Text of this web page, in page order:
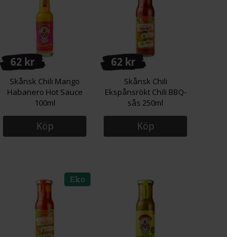
62 kr
Skånsk Chili Mango
Habanero Hot Sauce
100ml
Köp
62 kr
Skånsk Chili
Ekspånsrökt Chili BBQ-
sås 250ml
Köp
Eko